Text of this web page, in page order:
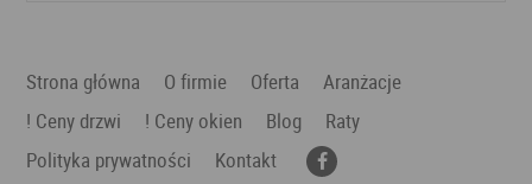
Strona główna O firmie Oferta
Aranżacje
! Ceny drzwi
! Ceny okien Blog
Raty
Polityka prywatności
Kontakt